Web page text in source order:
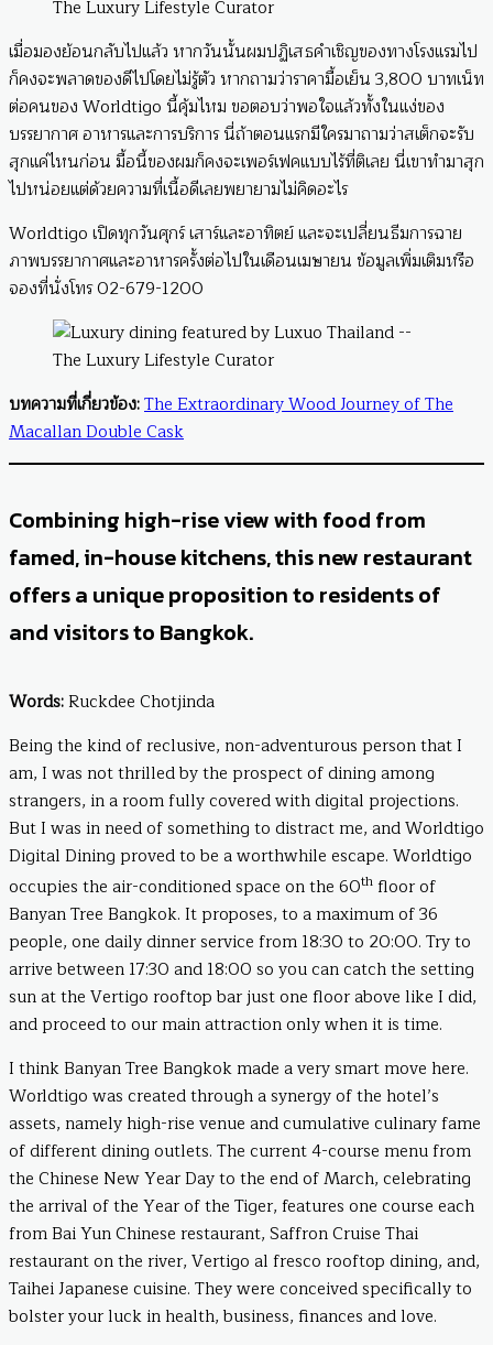
เมื่อมองย้อนกลับไปแล้ว หากวันนั้นผมปฏิเสธคำเชิญของทางโรงแรมไป
ก็คงจะพลาดของดีไปโดยไม่รู้ตัว หากถามว่าราคามื้อเย็น 3,800 บาทเน็ท
ต่อคนของ Worldtigo นี้คุ้มไหม ขอตอบว่าพอใจแล้วทั้งในแง่ของ
บรรยากาศ อาหารและการบริการ นี่ถ้าตอนแรกมีใครมาถามว่าสเต็กจะรับ
สุกแค่ไหนก่อน มื้อนี้ของผมก็คงจะเพอร์เฟคแบบไร้ที่ติเลย นี่เขาทำมาสุก
ไปหน่อยแต่ด้วยความที่เนื้อดีเลยพยายามไม่คิดอะไร
Worldtigo เปิดทุกวันศุกร์ เสาร์และอาทิตย์ และจะเปลี่ยนธีมการฉาย
ภาพบรรยากาศและอาหารครั้งต่อไปในเดือนเมษายน ข้อมูลเพิ่มเติมหรือ
จองที่นั่งโทร 02-679-1200
บทความที่เกี่ยวข้อง:The Extraordinary Wood Journey of The
Macallan Double Cask
Combining high-rise view with food from
famed, in-house kitchens, this new restaurant
offers a unique proposition to residents of
and visitors to Bangkok.
Words: Ruckdee Chotjinda
Being the kind of reclusive, non-adventurous person that I
am, I was not thrilled by the prospect of dining among
strangers, in a room fully covered with digital projections.
But I was in need of something to distract me, and Worldtigo
Digital Dining proved to be a worthwhile escape. Worldtigo
occupies the air-conditioned space on the 60th floor of
Banyan Tree Bangkok. It proposes, to a maximum of 36
people, one daily dinner service from 18:30 to 20:00. Try to
arrive between 17:30 and 18:00 so you can catch the setting
sun at the Vertigo rooftop bar just one floor above like I did,
and proceed to our main attraction only when it is time.
I think Banyan Tree Bangkok made a very smart move here.
Worldtigo was created through a synergy of the hotel’s
assets, namely high-rise venue and cumulative culinary fame
of different dining outlets. The current 4-course menu from
the Chinese New Year Day to the end of March, celebrating
the arrival of the Year of the Tiger, features one course each
from Bai Yun Chinese restaurant, Saffron Cruise Thai
restaurant on the river, Vertigo al fresco rooftop dining, and,
Taihei Japanese cuisine. They were conceived specifically to
bolster your luck in health, business, finances and love.